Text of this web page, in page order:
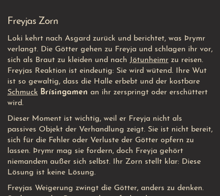
Freyjas Zorn
Loki kehrt nach Asgard zurück und berichtet, was Þrymr
verlangt. Die Götter gehen zu Freyja und schlagen ihr vor,
sich als Braut zu kleiden und nach Jötunheimr zu reisen.
Freyjas Reaktion ist eindeutig: Sie wird wütend. Ihre Wut
ist so gewaltig, dass die Halle erbebt und der kostbare
Schmuck Brísingamen an ihr zerspringt oder erschüttert
wird.
Dieser Moment ist wichtig, weil er Freyja nicht als
passives Objekt der Verhandlung zeigt. Sie ist nicht bereit,
sich für die Fehler oder Verluste der Götter opfern zu
lassen. Þrymr mag sie fordern, doch Freyja gehört
niemandem außer sich selbst. Ihr Zorn stellt klar: Diese
Lösung ist keine Lösung.
Freyjas Weigerung zwingt die Götter, anders zu denken.